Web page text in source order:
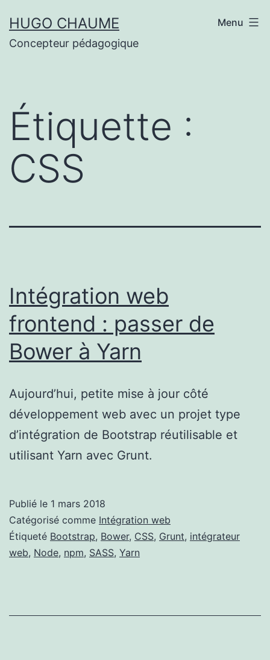
au
contenu
HUGO CHAUME
Concepteur pédagogique
Menu
Étiquette :
CSS
Intégration web
frontend : passer de
Bower à Yarn
Aujourd’hui, petite mise à jour côté
développement web avec un projet type
d’intégration de Bootstrap réutilisable et
utilisant Yarn avec Grunt.
Publié le 1 mars 2018
Catégorisé comme Intégration web
Étiqueté Bootstrap, Bower, CSS, Grunt, intégrateur
web, Node, npm, SASS, Yarn